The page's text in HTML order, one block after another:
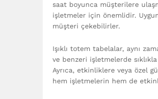
saat boyunca müşterilere
işletmeler için önemlidir.
müşteri çekebilirler.
Işıklı totem tabelalar, aynı
ve benzeri işletmelerde
Ayrıca, etkinliklere veya özel
hem işletmelerin hem de